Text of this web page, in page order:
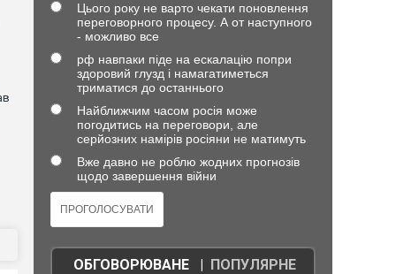
Цього року не варто чекати поновлення
переговорного процесу. А от наступного
- можливо все
рф навпаки піде на ескалацію попри
здоровий глузд і намагатиметься
триматися до останнього
Найближчим часом росія може
погодитись на переговори, але
серйозних намірів росіяни не матимуть
Вже давно не роблю жодних прогнозів
щодо завершення війни
ОБГОВОРЮВАНЕ| ПОПУЛЯРНЕ